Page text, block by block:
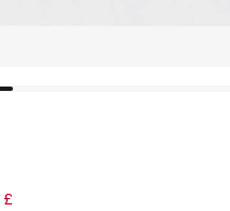
хлопка с лимонным принтом
£